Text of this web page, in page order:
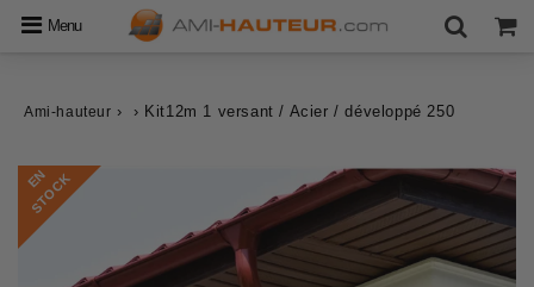
Menu
Ami-hauteur › › Kit12m 1 versant / Acier / développé 250
E
N
S
T
O
C
K